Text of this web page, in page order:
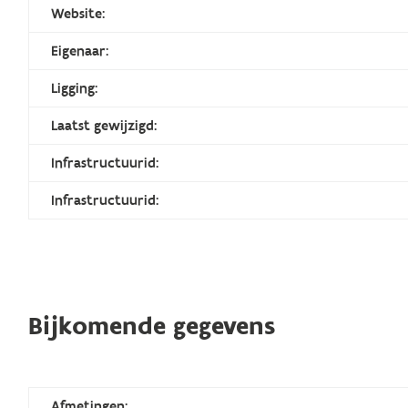
Website:
Eigenaar:
Ligging:
Laatst gewijzigd:
Infrastructuurid:
Infrastructuurid:
Bijkomende gegevens